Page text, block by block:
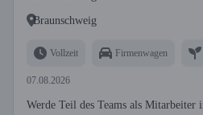
Braunschweig
Vollzeit Firmenwagen
07.08.2026
Werde Teil des Teams als